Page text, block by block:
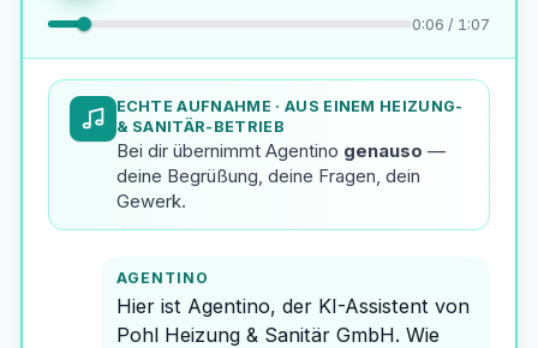
0:08 / 1:07
ECHTE AUFNAHME · AUS EINEM HEIZUNG-
& SANITÄR-BETRIEB
Bei dir übernimmt Agentino genauso —
deine Begrüßung, deine Fragen, dein
Gewerk.
AGENTINO
Hier ist Agentino, der KI-Assistent von
Pohl Heizung & Sanitär GmbH. Wie